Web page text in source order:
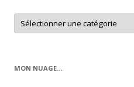
Retrouver
les
articles
MON NUAGE…